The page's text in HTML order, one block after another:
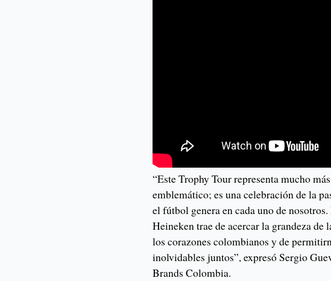
“Este Trophy Tour representa mucho
emblemático; es una celebración de la
el fútbol genera en cada uno de
Heineken trae de acercar la grandeza
los corazones colombianos y de
inolvidables juntos”, expresó Sergio
Brands Colombia.